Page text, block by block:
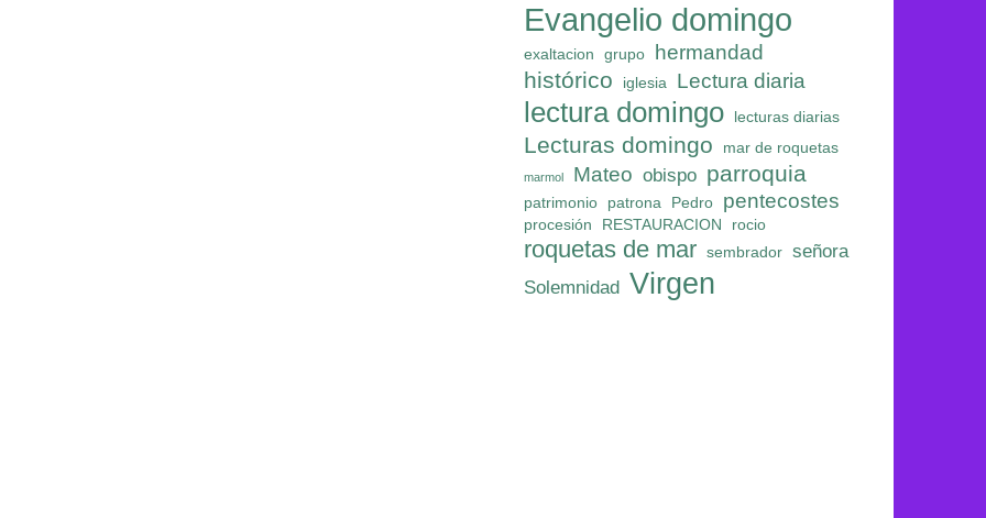
Evangelio domingo
exaltacion grupo hermandad
histórico iglesia Lectura diaria
lectura domingo lecturas diarias
Lecturas domingo mar de roquetas
marmol Mateo obispo parroquia
patrimonio patrona Pedro pentecostes
procesión RESTAURACION rocio
roquetas de mar sembrador señora
Solemnidad Virgen